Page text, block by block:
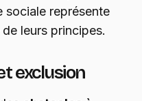
sociale représente
leurs principes.
exclusion